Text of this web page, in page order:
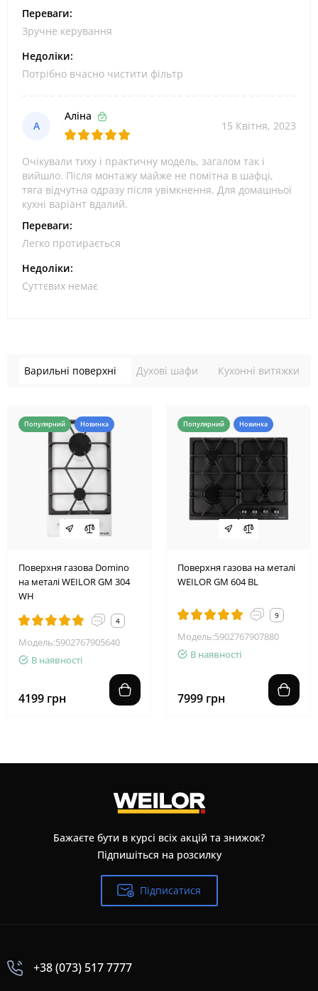
Переваги:
Зручне керування
Недоліки:
Потрібно вчасно чистити фільтр
А
Аліна
15 Квітня, 2023
Очікували тиху і практичну модель, загалом так і
вийшло. Після монтажу майже не помітна в шафці,
тяга відчутна одразу після увімкнення. Для домашньої
кухні варіант вдалий.
Переваги:
Легко протирається
Недоліки:
Суттєвих немає
Варильні поверхні Духові шафи Кухонні витяжки
Популярний Новинка
Поверхня газова Domino
на металі WEILOR GM 304
WH
4
Модель:5902767905640
В наявності
4199 грн
Популярний Новинка
Поверхня газова на металі
WEILOR GM 604 BL
9
Модель:5902767907880
В наявності
7999 грн
Бажаєте бути в курсі всіх акцій та знижок?
Підпишіться на розсилку
Підписатися
+38 (073) 517 7777